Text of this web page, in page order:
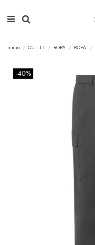
Inicio OUTLET ROPA ROPA
-40%